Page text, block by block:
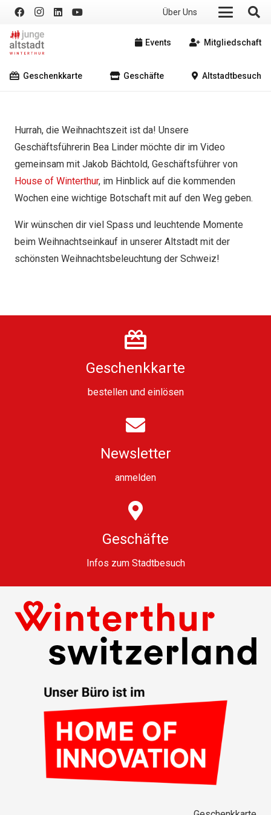
Über Uns
Events Mitgliedschaft
Geschenkkarte Geschäfte Altstadtbesuch
Hurrah, die Weihnachtszeit ist da! Unsere
Geschäftsführerin Bea Linder möchte dir im Video
gemeinsam mit Jakob Bächtold, Geschäftsführer von
House of Winterthur, im Hinblick auf die kommenden
Wochen eine wichtige Botschaft mit auf den Weg geben.
Wir wünschen dir viel Spass und leuchtende Momente
beim Weihnachtseinkauf in unserer Altstadt mit der
schönsten Weihnachtsbeleuchtung der Schweiz!
Geschenkkarte
bestellenund einlösen
Newsletter
anmelden
Geschäfte
Infos zum Stadtbesuch